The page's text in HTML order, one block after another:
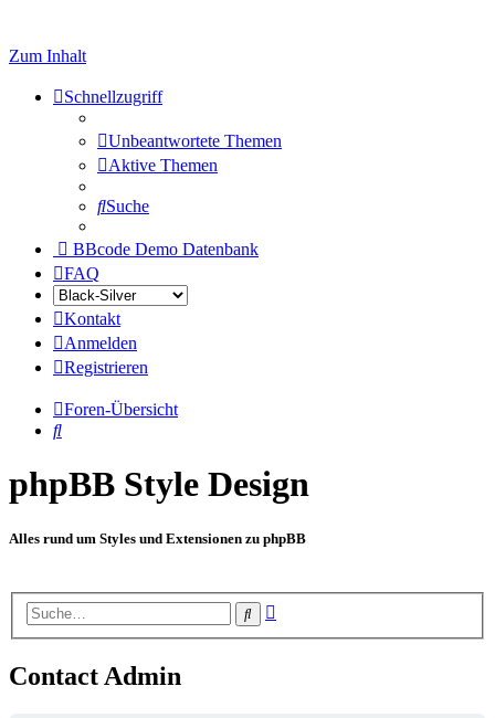
Zum Inhalt
Schnellzugriff
Unbeantwortete Themen
Aktive Themen
Suche
BBcode Demo Datenbank
FAQ
Kontakt
Anmelden
Registrieren
Foren-Übersicht
Suche
phpBB Style Design
Alles rund um Styles und Extensionen zu phpBB
Suche
Contact Admin